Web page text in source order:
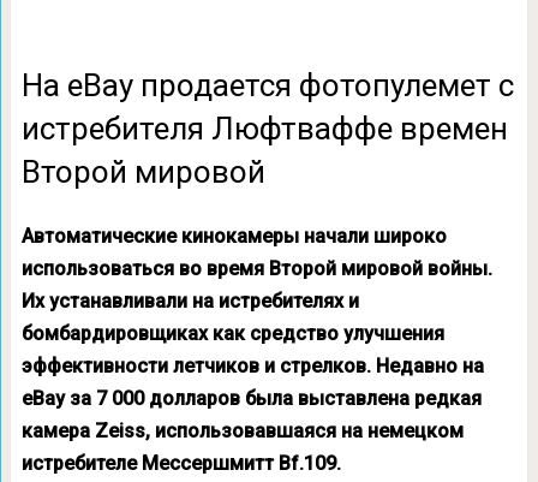
На еBay продается фотопулемет с
истребителя Люфтваффе времен
Второй мировой
Автоматические кинокамеры начали широко
использоваться во время Второй мировой войны.
Их устанавливали на истребителях и
бомбардировщиках как средство улучшения
эффективности летчиков и стрелков. Недавно на
eBay за 7 000 долларов была выставлена редкая
камера Zeiss, использовавшаяся на немецком
истребителе Мессершмитт Bf.109.